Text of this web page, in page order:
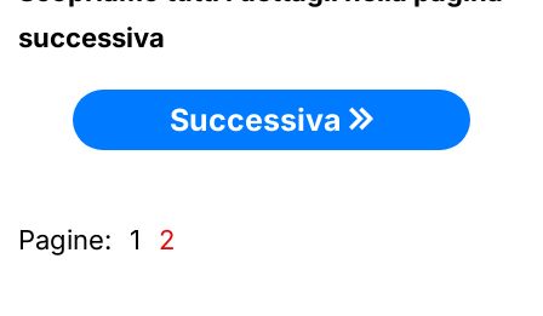
successiva
Successiva
Pagine: 1 2